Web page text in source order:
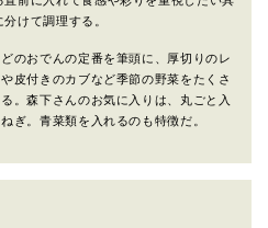
分けて調理する。
のおでんの定番を筆頭に、厚切りのレ
皮付きのカブなど季節の野菜をたくさ
。森下さんのお気に入りは、丸ごと入
ぎ。青菜類を入れるのも特徴だ。